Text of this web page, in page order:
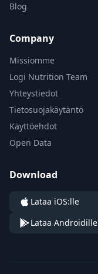
Blog
Company
Missiomme
Logi Nutrition Team
Yhteystiedot
Tietosuojakäytäntö
Käyttöehdot
Open Data
Download
Lataa iOS:lle
Lataa Androidille